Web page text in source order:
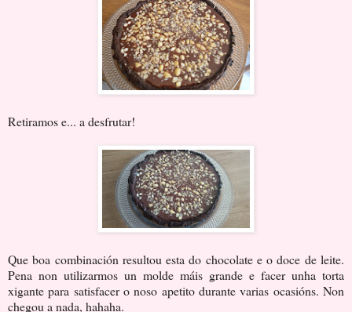
Retiramos e... a desfrutar!
Que boa combinación resultou esta do chocolate e o doce de leite.
Pena non utilizarmos un molde máis grande e facer unha torta
xigante para satisfacer o noso apetito durante varias ocasións. Non
chegou a nada, hahaha.